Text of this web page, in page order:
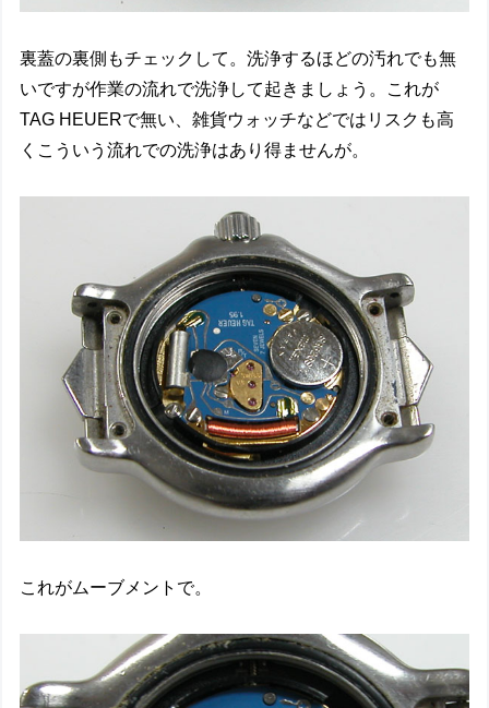
裏蓋の裏側もチェックして。洗浄するほどの汚れでも無
いですが作業の流れで洗浄して起きましょう。これが
TAG HEUERで無い、雑貨ウォッチなどではリスクも高
くこういう流れでの洗浄はあり得ませんが。
これがムーブメントで。